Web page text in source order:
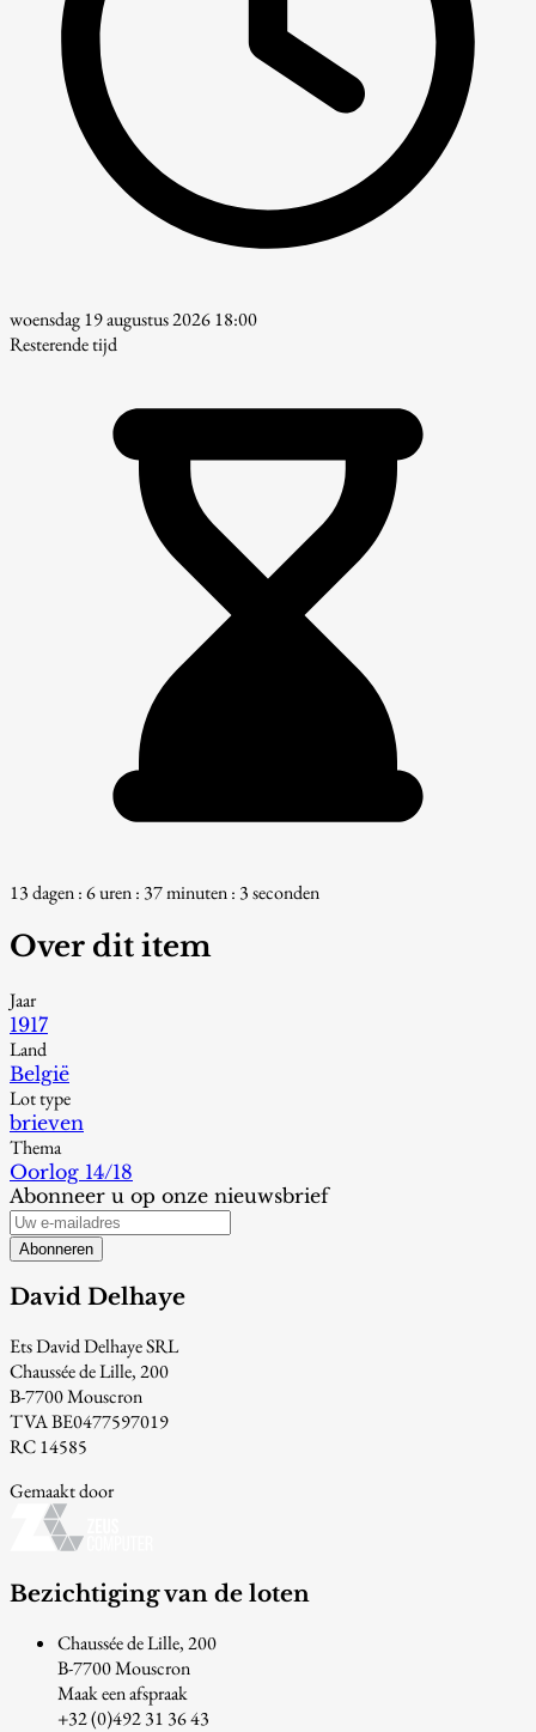
woensdag 19 augustus 2026 18:00
Resterende tijd
13 dagen : 6 uren : 37 minuten : 2 seconden
Over dit item
Jaar
1917
Land
België
Lot type
brieven
Thema
Oorlog 14/18
Abonneer u op onze nieuwsbrief
Abonneren
David Delhaye
Ets David Delhaye SRL
Chaussée de Lille, 200
B-7700 Mouscron
TVA BE0477597019
RC 14585
Gemaakt door
Bezichtiging van de loten
Chaussée de Lille, 200
B-7700 Mouscron
Maak een afspraak
+32 (0)492 31 36 43